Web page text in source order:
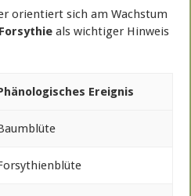
orientiert sich am Wachstum
Forsythie als wichtiger Hinweis
Ereignis